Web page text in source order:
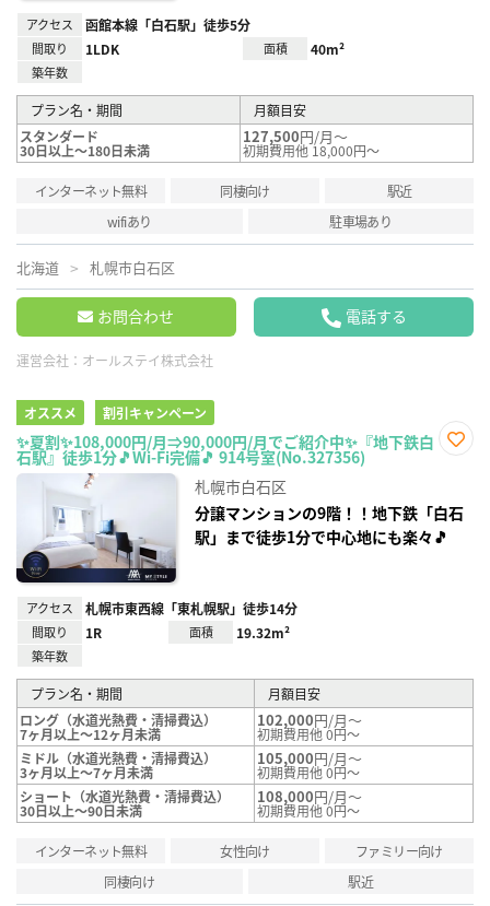
アクセス 函館本線「白石駅」徒歩5分
間取り 1LDK 面積 40m²
築年数
プラン名・期間
月額目安
スタンダード
30日以上～180日未満
127,500円/月～
初期費用他 18,000円～
インターネット無料 同棲向け
駅近
wifiあり
駐車場あり
北海道 札幌市白石区
お問合わせ 電話する
運営会社： オールステイ株式会社
オススメ 割引キャンペーン
✨夏割✨108,000円/月⇒90,000円/月でご紹介中✨『地下鉄白
石駅』徒歩1分🎵Wi-Fi完備🎵 914号室(No.327356)
録
札幌市白石区
分譲マンションの9階！！地下鉄「白石
駅」まで徒歩1分で中心地にも楽々🎵
アクセス 札幌市東西線「東札幌駅」徒歩14分
間取り 1R 面積 19.32m²
築年数
プラン名・期間
月額目安
ロング（水道光熱費・清掃費込）
7ヶ月以上～12ヶ月未満
102,000円/月～
初期費用他 0円～
ミドル（水道光熱費・清掃費込）
3ヶ月以上～7ヶ月未満
105,000円/月～
初期費用他 0円～
ショート（水道光熱費・清掃費込）
30日以上～90日未満
108,000円/月～
初期費用他 0円～
インターネット無料 女性向け
ファミリー向け
同棲向け
駅近